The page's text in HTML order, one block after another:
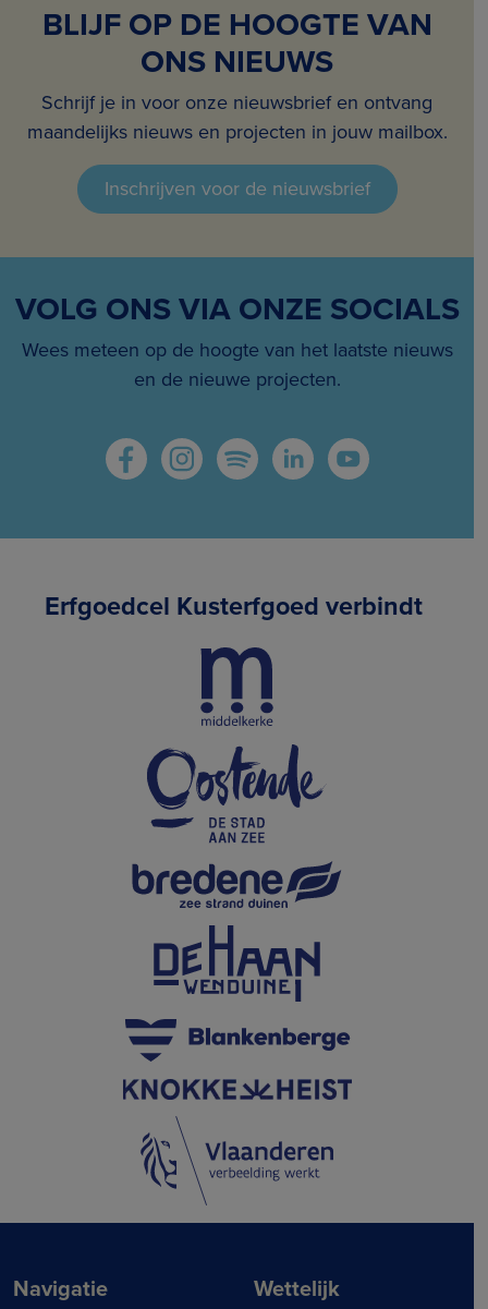
BLIJF OP DE HOOGTE VAN
ONS NIEUWS
Schrijf je in voor onze nieuwsbrief en ontvang
maandelijks nieuws en projecten in jouw mailbox.
Inschrijven voor de nieuwsbrief
VOLG ONS VIA ONZE SOCIALS
Wees meteen op de hoogte van het laatste nieuws
en de nieuwe projecten.
Erfgoedcel Kusterfgoed verbindt
Navigatie Wettelijk